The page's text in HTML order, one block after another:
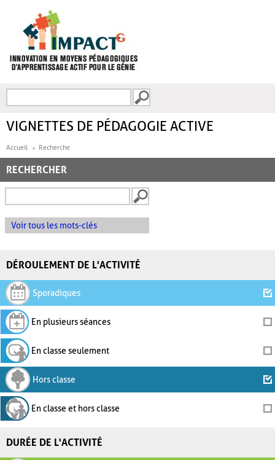
FORMULAIRE DE
VIGNETTES DE PÉDAGOGIE ACTIVE
Accueil Recherche
RECHERCHER
Voir tous les mots-clés
DÉROULEMENT DE L'ACTIVITÉ
Sporadiques
En plusieurs séances
En classe seulement
Hors classe
En classe et hors classe
DURÉE DE L'ACTIVITÉ